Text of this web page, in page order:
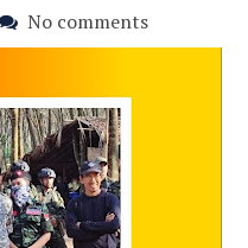
No comments